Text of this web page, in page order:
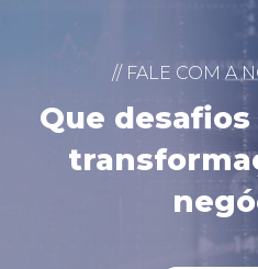
// FALE COM A
Que